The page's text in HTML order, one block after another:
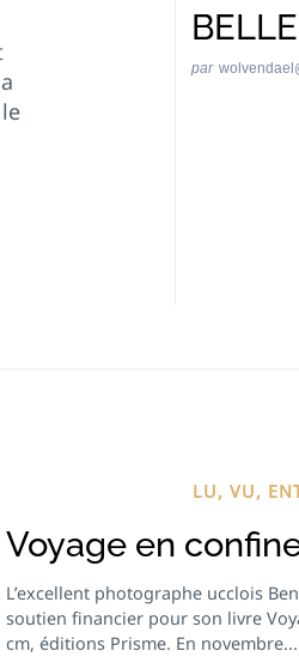
BELLE
par
LU, VU,
Voyage en
L’excellent photographe ucclois
soutien financier pour son livre
cm, éditions Prisme. En novembre...